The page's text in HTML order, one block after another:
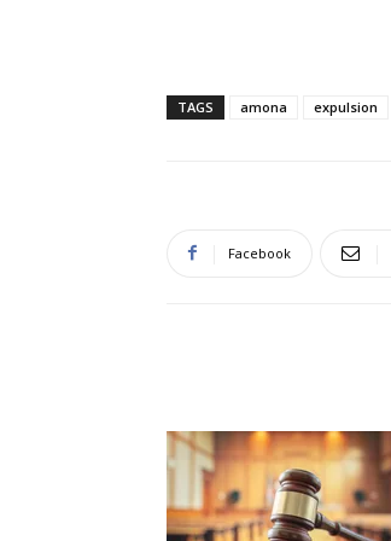
TAGS amona expulsion
Facebook